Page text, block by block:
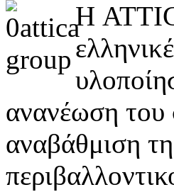
Η
ανανέωση του
αναβάθμιση